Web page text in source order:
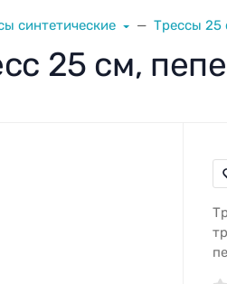
синтетические Трессы 25
25 см,